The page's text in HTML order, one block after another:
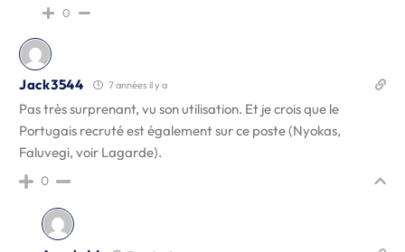
0
Jack3544 7 années il y a
Pas très surprenant, vu son utilisation. Et je crois que le
Portugais recruté est également sur ce poste (Nyokas,
Faluvegi, voir Lagarde).
0